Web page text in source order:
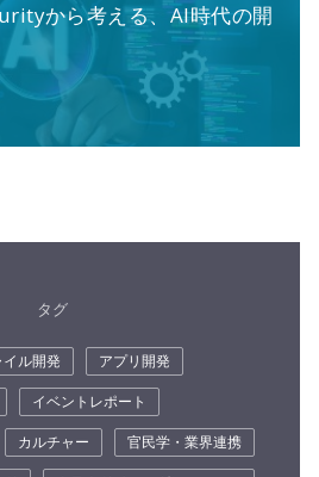
から考える、AI時代の開
タグ
ル開発
アプリ開発
イベントレポート
カルチャー
官民学・業界連携